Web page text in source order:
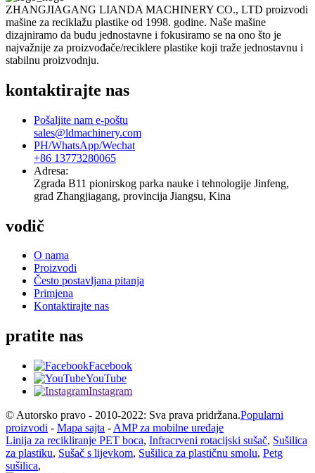
ZHANGJIAGANG LIANDA MACHINERY CO., LTD proizvodi
mašine za reciklažu plastike od 1998. godine. Naše mašine
dizajniramo da budu jednostavne i fokusiramo se na ono što je
najvažnije za proizvođače/reciklere plastike koji traže jednostavnu i
stabilnu proizvodnju.
kontaktirajte nas
Pošaljite nam e-poštu
sales@ldmachinery.com
PH/WhatsApp/Wechat
+86 13773280065
Adresa:
Zgrada B11 pionirskog parka nauke i tehnologije Jinfeng,
grad Zhangjiagang, provincija Jiangsu, Kina
vodič
O nama
Proizvodi
Često postavljana pitanja
Primjena
Kontaktirajte nas
pratite nas
Facebook
YouTube
Instagram
© Autorsko pravo - 2010-2022: Sva prava pridržana.Popularni
proizvodi - Mapa sajta - AMP za mobilne uređaje
Linija za recikliranje PET boca, Infracrveni rotacijski sušač, Sušilica
za plastiku, Sušač s lijevkom, Sušilica za plastičnu smolu, Petg
sušilica,